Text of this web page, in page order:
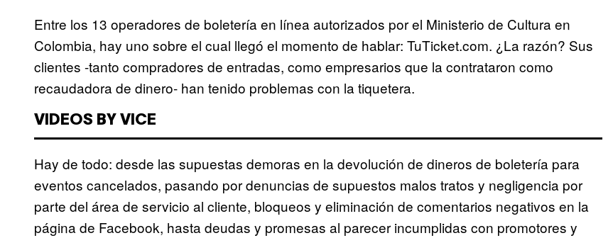
Entre los 13 operadores de boletería en línea autorizados por el Ministerio de Cultura en
Colombia, hay uno sobre el cual llegó el momento de hablar: TuTicket.com. ¿La razón? Sus
clientes -tanto compradores de entradas, como empresarios que la contrataron como
recaudadora de dinero- han tenido problemas con la tiquetera.
VIDEOS BY VICE
Hay de todo: desde las supuestas demoras en la devolución de dineros de boletería para
eventos cancelados, pasando por denuncias de supuestos malos tratos y negligencia por
parte del área de servicio al cliente, bloqueos y eliminación de comentarios negativos en la
página de Facebook, hasta deudas y promesas al parecer incumplidas con promotores y